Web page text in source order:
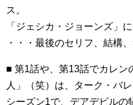
ス。
「ジェシカ・ジョーンズ」
・・・最後のセリフ、結構
■ 第1話や、第13話でカレン
人」（笑）は、ターク・バレ
シーズン1で、デアデビルの